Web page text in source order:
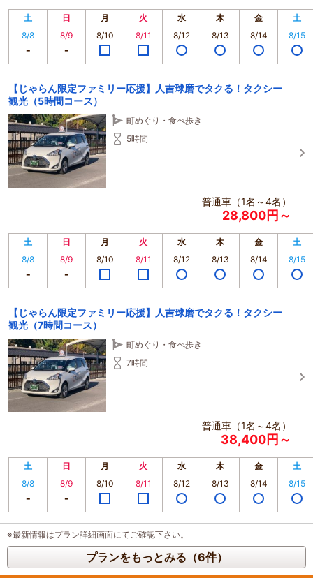
土 日 月 火 水 木 金
土
8/8
8/9 8/10 8/11 8/12 8/13 8/14 8/15
【じゃらん限定ファミリー応援】人吉球磨でタクる！タクシー
観光（5時間コース）
町めぐり・食べ歩き
5時間
普通車（1名～4名）
28,800円～
土 日 月 火 水 木 金
土
8/8
8/9 8/10 8/11 8/12 8/13 8/14 8/15
【じゃらん限定ファミリー応援】人吉球磨でタクる！タクシー
観光（7時間コース）
町めぐり・食べ歩き
7時間
普通車（1名～4名）
38,400円～
土 日 月 火 水 木 金
土
8/8
8/9 8/10 8/11 8/12 8/13 8/14 8/15
※最新情報はプラン詳細画面にてご確認下さい。
プランをもっとみる（6件）